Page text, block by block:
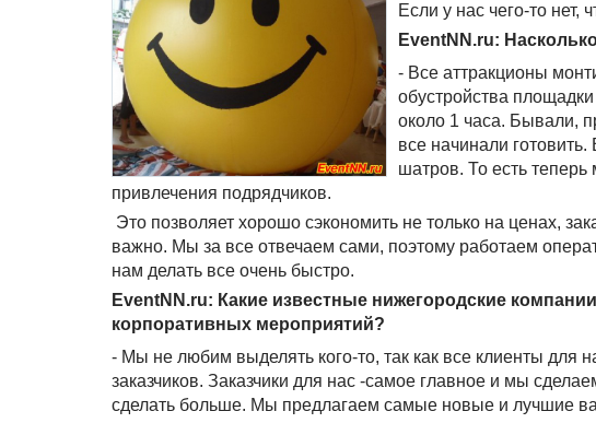
Если у нас чего-то
EventNN.ru:
- Все аттракционы
обустройства
около 1 часа. Бывали,
все начинали
шатров. То есть
привлечения подрядчиков.
Это позволяет хорошо сэкономить не только на ценах,
важно. Мы за все отвечаем сами, поэтому работаем
нам делать все очень быстро.
EventNN.ru: Какие известные нижегородские
корпоративных мероприятий?
- Мы не любим выделять кого-то, так как все клиенты
заказчиков. Заказчики для нас -самое главное и мы
сделать больше. Мы предлагаем самые новые и лучшие